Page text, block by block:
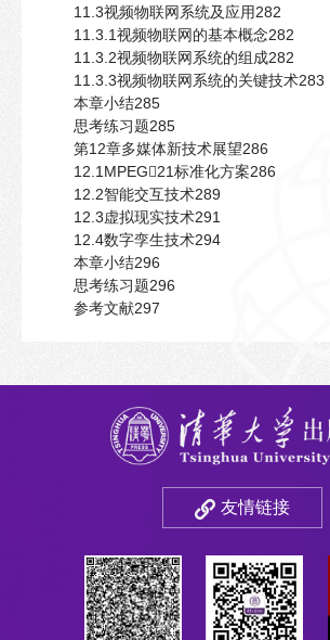
11.3视频物联网系统及应用282
11.3.1视频物联网的基本概念282
11.3.2视频物联网系统的组成282
11.3.3视频物联网系统的关键技术283
本章小结285
思考练习题285
第12章多媒体新技术展望286
12.1MPEG21标准化方案286
12.2智能交互技术289
12.3虚拟现实技术291
12.4数字孪生技术294
本章小结296
思考练习题296
参考文献297
友情链接